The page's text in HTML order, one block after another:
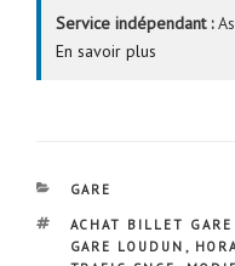
Service indépendant :
En savoir plus
CATÉGORIES
GARE
ÉTIQUETTES
ACHAT BILLET
GARE LOUDUN ,